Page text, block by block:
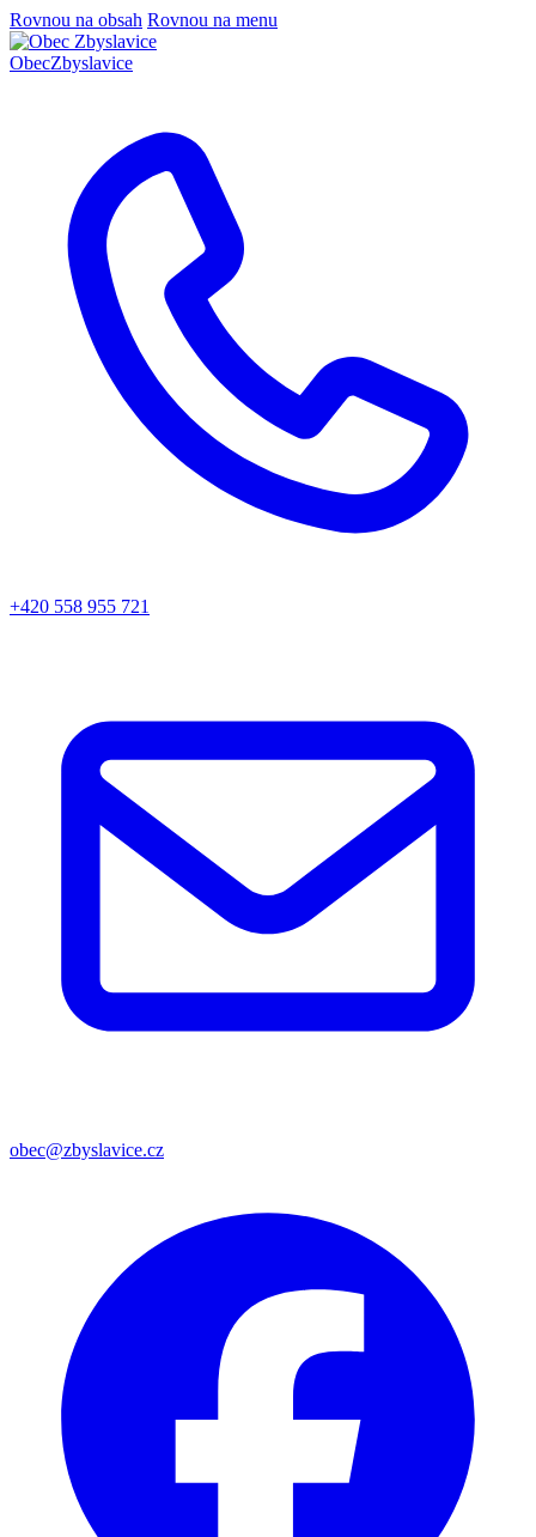
Rovnou na obsah Rovnou na menu
ObecZbyslavice
+420 558 955 721
obec@zbyslavice.cz